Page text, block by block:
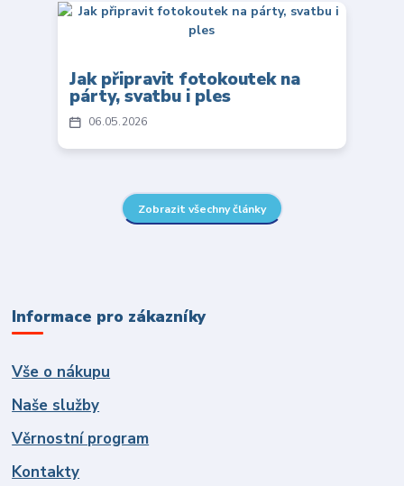
06 05 2026
Jak připravit fotokoutek na
párty, svatbu i ples
Zobrazit všechny články
Informace pro zákazníky
Vše o nákupu
Naše služby
Věrnostní program
Kontakty